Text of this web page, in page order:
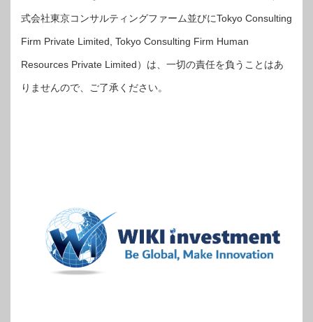
式会社東京コンサルティングファーム並びにTokyo Consulting
Firm Private Limited, Tokyo Consulting Firm Human
Resources Private Limited）は、一切の責任を負うことはあ
りませんので、ご了承ください。